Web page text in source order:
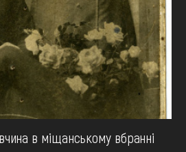
в міщанському вбранні